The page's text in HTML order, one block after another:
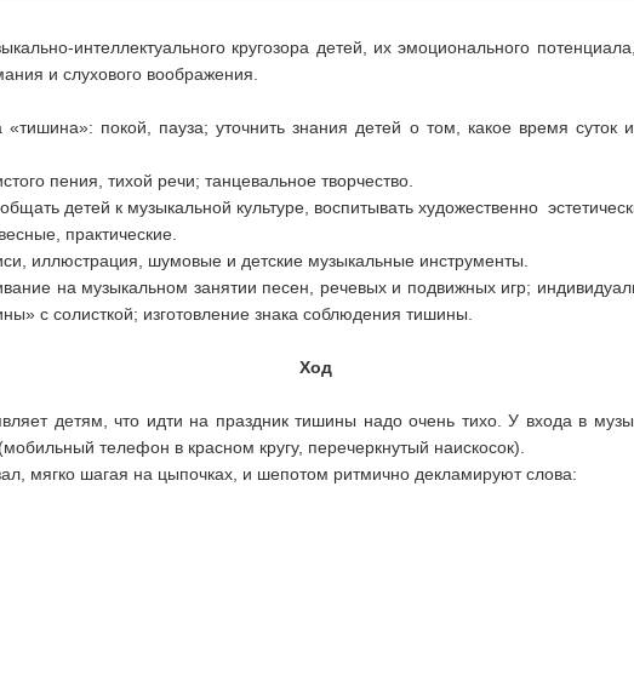
интеллектуального кругозора детей, их эмоционального
и слухового воображения.
покой, пауза; уточнить знания детей о том, какое время суток
пения, тихой речи; танцевальное творчество.
детей к музыкальной культуре, воспитывать художественно
практические.
иллюстрация, шумовые и детские музыкальные инструменты.
на музыкальном занятии песен, речевых и подвижных игр;
с солисткой; изготовление знака соблюдения тишины.
Ход
детям, что идти на праздник тишины надо очень тихо. У входа в
телефон в красном кругу, перечеркнутый наискосок).
мягко шагая на цыпочках, и шепотом ритмично декламируют слова: